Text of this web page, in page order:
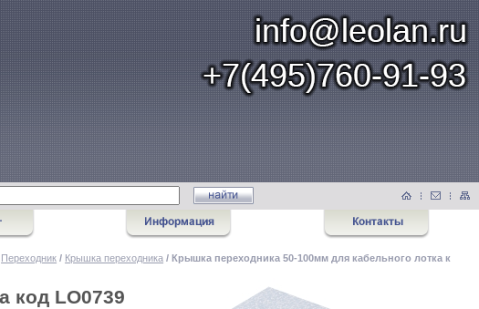
Переходник / Крышка переходника / Крышка переходника 50-100мм для кабельного лотка к
код LO0739